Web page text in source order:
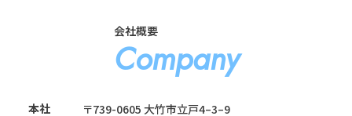
会社概要
Company
本社
〒739-0605 大竹市立戸4–3–9